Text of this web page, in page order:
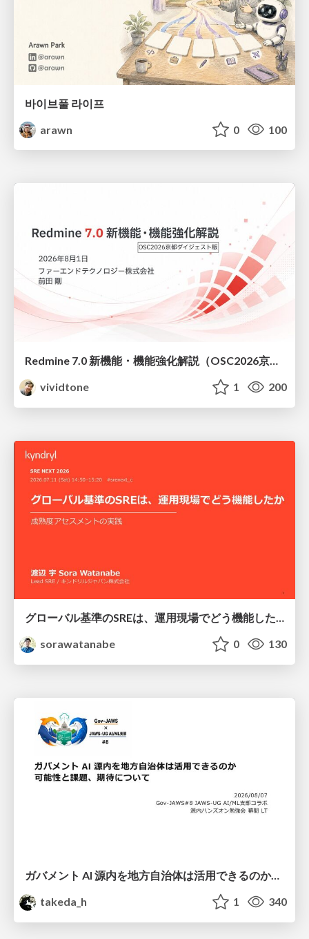
바이브풀 라이프
arawn
0 100
Redmine 7.0 新機能・機能強化解説（OSC2026京都ダイジェスト版）
vividtone
1 200
グローバル基準のSREは、運用現場でどう機能したか：成熟度アセスメントの実践 ／ SRE NEXT 2026
sorawatanabe
0 130
ガバメント AI 源内を地方自治体は活用できるのか 可能性と課題、期待について
takeda_h
1 340